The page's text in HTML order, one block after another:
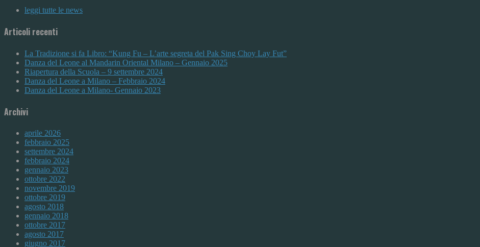
leggi tutte le news
Articoli recenti
La Tradizione si fa Libro: “Kung Fu – L’arte segreta del Pak Sing Choy Lay Fut”
Danza del Leone al Mandarin Oriental Milano – Gennaio 2025
Riapertura della Scuola – 9 settembre 2024
Danza del Leone a Milano – Febbraio 2024
Danza del Leone a Milano- Gennaio 2023
Archivi
aprile 2026
febbraio 2025
settembre 2024
febbraio 2024
gennaio 2023
ottobre 2022
novembre 2019
ottobre 2019
agosto 2018
gennaio 2018
ottobre 2017
agosto 2017
giugno 2017